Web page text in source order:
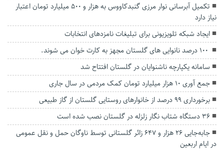
تکمیل آبرسانی نوار مرزی گنبدکاووس به هزار و ۵۰۰ میلیارد تومان اعتبار
نیاز دارد
ایجاد شبکه تلویزیونی برای تبلیغات نامزدهای انتخابات
سامانه یکپارچه ناشنوایان در گلستان افتتاح شد
جمع آوری ۱۰ هزار میلیارد تومان کمک مردمی در سال جاری
برخورداری ۹۹ درصد از خانوارهای روستایی گلستان از گاز طبیعی
۳۶ دستگاه شتاب نگار زلزله در گلستان نصب شده است
جابه‌جایی ۲۶ هزار و ۶۴۷ زائر گلستانی توسط ناوگان حمل و نقل عمومی
در ایام اربعین